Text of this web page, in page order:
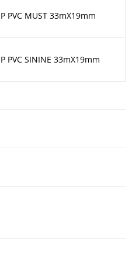
PVC MUST 33mX19mm
PVC SININE 33mX19mm